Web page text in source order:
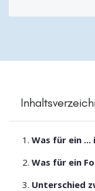
Was für ein
Was für ein
Unterschied